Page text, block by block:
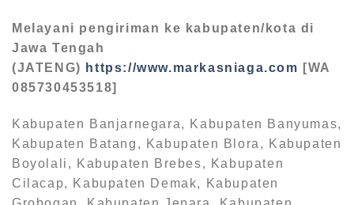
Melayani pengiriman ke kabupaten/kota di
Jawa Tengah
(JATENG) https://www.markasniaga.com [WA
085730453518]
Kabupaten Banjarnegara, Kabupaten Banyumas,
Kabupaten Batang, Kabupaten Blora, Kabupaten
Boyolali, Kabupaten Brebes, Kabupaten
Cilacap, Kabupaten Demak, Kabupaten